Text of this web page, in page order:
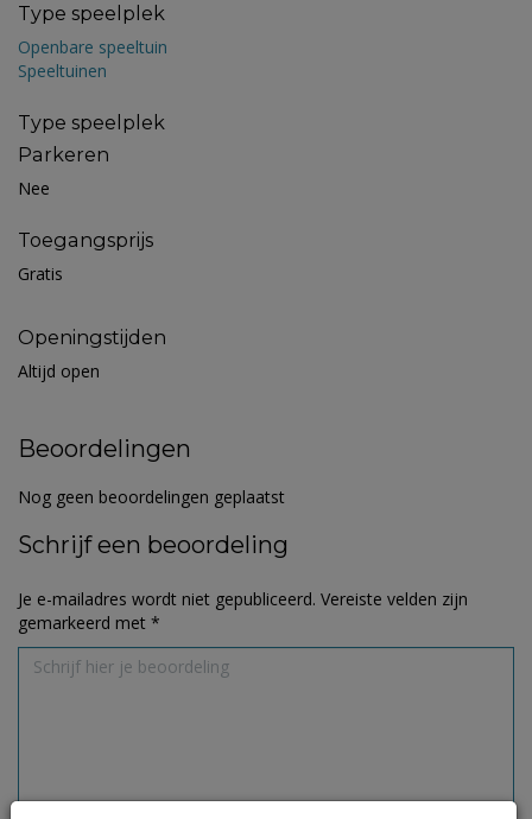
Type speelplek
Openbare speeltuin
Speeltuinen
Type speelplek
Parkeren
Nee
Toegangsprijs
Gratis
Openingstijden
Altijd open
Beoordelingen
Nog geen beoordelingen geplaatst
Schrijf een beoordeling
Je e-mailadres wordt niet gepubliceerd. Vereiste velden zijn
gemarkeerd met *